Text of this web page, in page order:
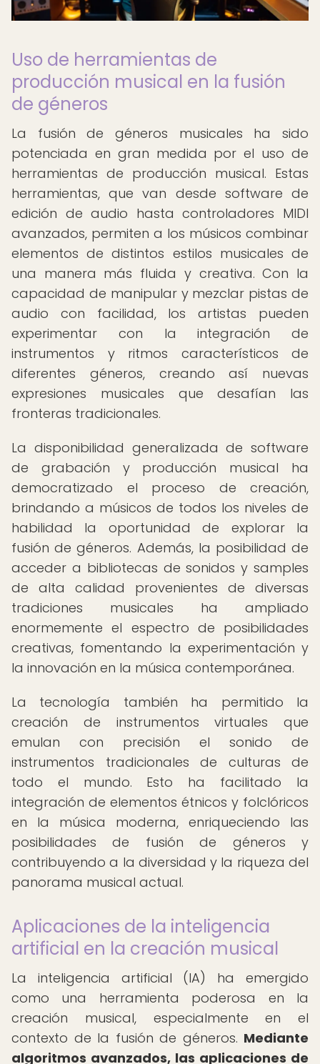
Uso de herramientas de
producción musical en la fusión
de géneros
La fusión de géneros musicales ha sido
potenciada en gran medida por el uso de
herramientas de producción musical. Estas
herramientas, que van desde software de
edición de audio hasta controladores MIDI
avanzados, permiten a los músicos combinar
elementos de distintos estilos musicales de
una manera más fluida y creativa. Con la
capacidad de manipular y mezclar pistas de
audio con facilidad, los artistas pueden
experimentar con la integración de
instrumentos y ritmos característicos de
diferentes géneros, creando así nuevas
expresiones musicales que desafían las
fronteras tradicionales.
La disponibilidad generalizada de software
de grabación y producción musical ha
democratizado el proceso de creación,
brindando a músicos de todos los niveles de
habilidad la oportunidad de explorar la
fusión de géneros. Además, la posibilidad de
acceder a bibliotecas de sonidos y samples
de alta calidad provenientes de diversas
tradiciones musicales ha ampliado
enormemente el espectro de posibilidades
creativas, fomentando la experimentación y
la innovación en la música contemporánea.
La tecnología también ha permitido la
creación de instrumentos virtuales que
emulan con precisión el sonido de
instrumentos tradicionales de culturas de
todo el mundo. Esto ha facilitado la
integración de elementos étnicos y folclóricos
en la música moderna, enriqueciendo las
posibilidades de fusión de géneros y
contribuyendo a la diversidad y la riqueza del
panorama musical actual.
Aplicaciones de la inteligencia
artificial en la creación musical
La inteligencia artificial (IA) ha emergido
como una herramienta poderosa en la
creación musical, especialmente en el
contexto de la fusión de géneros. Mediante
algoritmos avanzados, las aplicaciones de